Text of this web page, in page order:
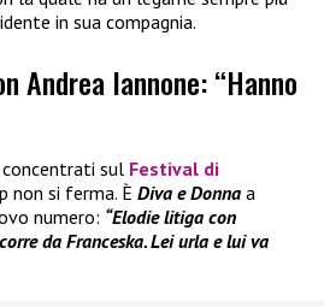
in sua compagnia.
Andrea Iannone: “Hanno
sul Festival di
non si ferma. È Diva e Donna a
numero: “Elodie litiga con
da Franceska. Lei urla e lui va